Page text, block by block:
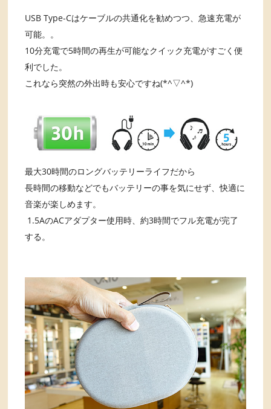
USB Type-Cはケーブルの共通化を勧めつつ、急速充電が
可能。。
10分充電で5時間の再生が可能なクイック充電がすごく便
利でした。
これなら突然の外出時も安心ですね(*^▽^*)
最大30時間のロングバッテリーライフだから
長時間の移動などでもバッテリーの事を気にせず、快適に
音楽が楽しめます。
1.5AのACアダプター使用時、約3時間でフル充電が完了
する。